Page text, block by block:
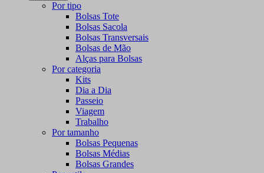
Por tipo
Bolsas Tote
Bolsas Sacola
Bolsas Transversais
Bolsas de Mão
Alças para Bolsas
Por categoria
Kits
Dia a Dia
Passeio
Viagem
Trabalho
Por tamanho
Bolsas Pequenas
Bolsas Médias
Bolsas Grandes